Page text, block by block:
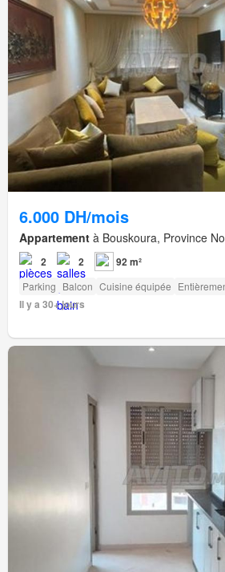
6.000 DH/mois
Appartement à Bouskoura, Province
2 2 92 m²
Parking Balcon Cuisine équipée
Il y a 30+ jours